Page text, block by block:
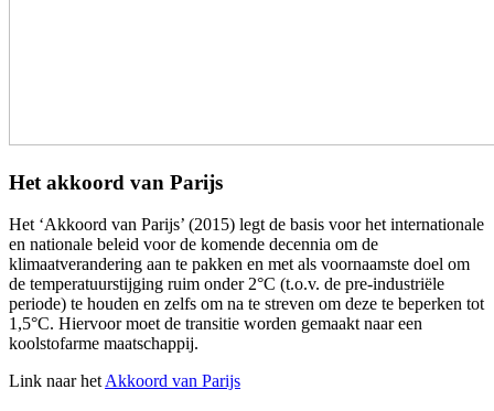
Het akkoord van Parijs
Het ‘Akkoord van Parijs’ (2015) legt de basis voor het internationale
en nationale beleid voor de komende decennia om de
klimaatverandering aan te pakken en met als voornaamste doel om
de temperatuurstijging ruim onder 2°C (t.o.v. de pre-industriële
periode) te houden en zelfs om na te streven om deze te beperken tot
1,5°C. Hiervoor moet de transitie worden gemaakt naar een
koolstofarme maatschappij.
Link naar het Akkoord van Parijs